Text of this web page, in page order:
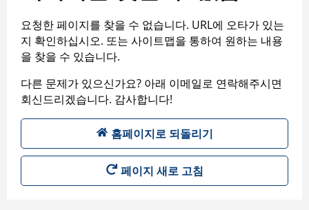
요청한 페이지를 찾을 수 없습니다. URL에 오타가 있는
지 확인하십시오. 또는 사이트맵을 통하여 원하는 내용
을 찾을 수 있습니다.
다른 문제가 있으신가요? 아래 이메일로 연락해주시면
회신드리겠습니다. 감사합니다!
홈페이지로 되돌리기
페이지 새로 고침